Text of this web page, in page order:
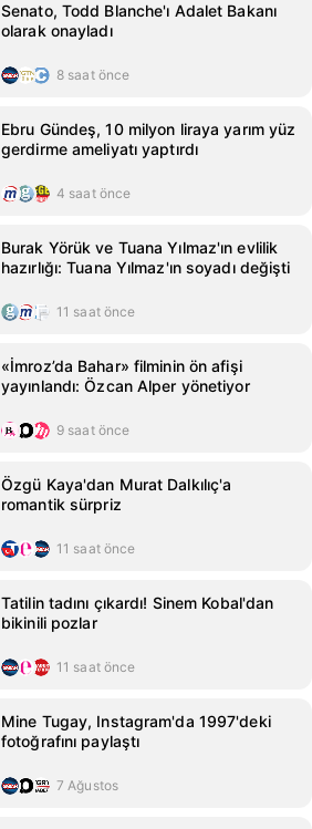
Senato, Todd Blanche'ı Adalet Bakanı
olarak onayladı
8 saat önce
Ebru Gündeş, 10 milyon liraya yarım yüz
gerdirme ameliyatı yaptırdı
4 saat önce
Burak Yörük ve Tuana Yılmaz'ın evlilik
hazırlığı: Tuana Yılmaz'ın soyadı değişti
11 saat önce
«İmroz’da Bahar» filminin ön afişi
yayınlandı: Özcan Alper yönetiyor
9 saat önce
Özgü Kaya'dan Murat Dalkılıç'a
romantik sürpriz
11 saat önce
Tatilin tadını çıkardı! Sinem Kobal'dan
bikinili pozlar
11 saat önce
Mine Tugay, Instagram'da 1997'deki
fotoğrafını paylaştı
7 Ağustos